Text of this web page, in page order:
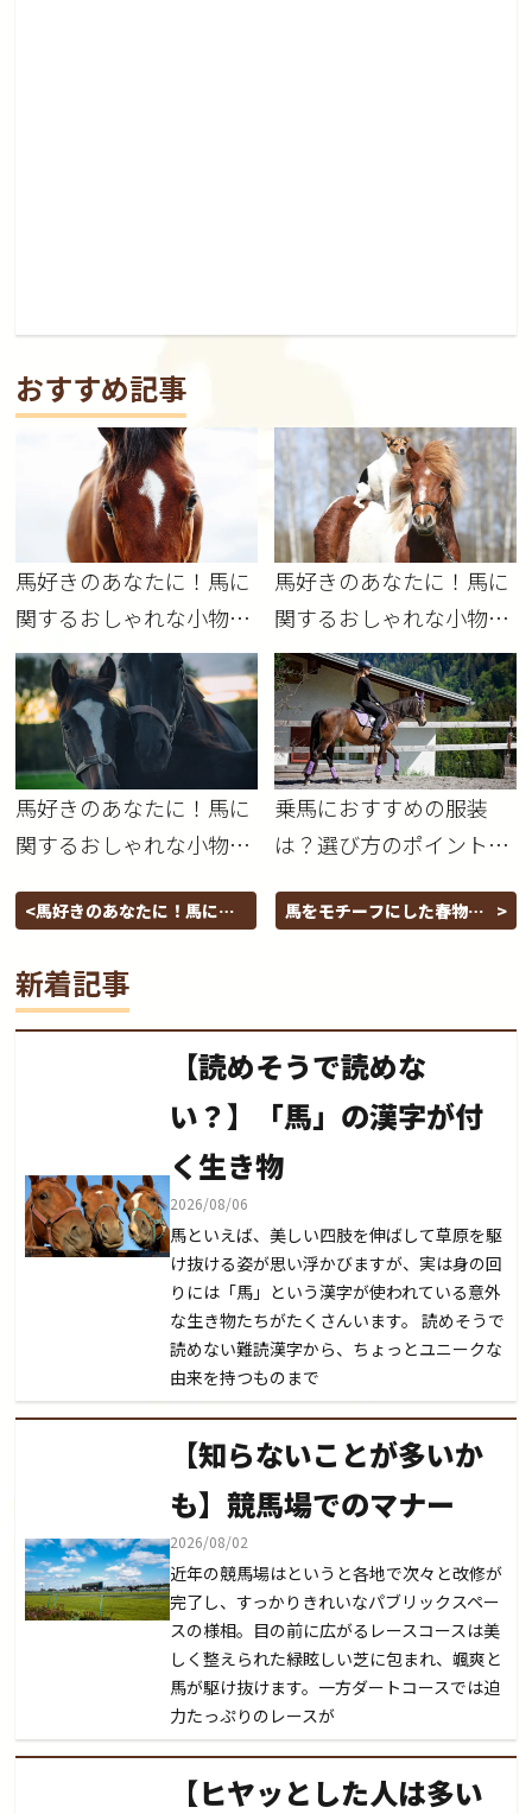
おすすめ記事
馬好きのあなたに！馬に
関するおしゃれな小物や
雑貨 Part.1
馬好きのあなたに！馬に
関するおしゃれな小物や
雑貨Part.2
馬好きのあなたに！馬に
関するおしゃれな小物や
乗馬におすすめの服装
は？選び方のポイント4
馬好きのあなたに！馬に関
Part.3
馬をモチーフにした春物フ
新着記事
【読めそうで読めな
い？】「馬」の漢字が付
く生き物
2026/08/06
馬といえば、美しい四肢を伸ばして草原を駆
け抜ける姿が思い浮かびますが、実は身の回
りには「馬」という漢字が使われている意外
な生き物たちがたくさんいます。 読めそうで
読めない難読漢字から、ちょっとユニークな
由来を持つものまで
【知らないことが多いか
も】競馬場でのマナー
2026/08/02
近年の競馬場はというと各地で次々と改修が
完了し、すっかりきれいなパブリックスペー
スの様相。目の前に広がるレースコースは美
しく整えられた緑眩しい芝に包まれ、颯爽と
馬が駆け抜けます。一方ダートコースでは迫
力たっぷりのレースが
【ヒヤッとした人は多い